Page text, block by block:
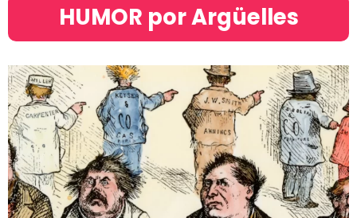
HUMOR por Argüelles​